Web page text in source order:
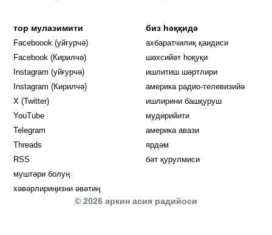
тор мулазимити
Faceboook (уйғурчә) Opens in new window
Facebook (Кирилчә) Opens in new window
Instagram (уйғурчә) Opens in new window
Instagram (Кирилчә) Opens in new window
X (Twitter)
YouTube
Telegram
Threads
RSS
муштәри болуң
хәвәрлириңизни әвәтиң
биз һәққидә
ахбаратчилиқ қаидиси
шәхсийәт һоқуқи
ишлитиш шәртлири
америка радио-телевизийә
ишлирини башқуруш
мудирийити
америка авази
ярдәм
бәт қурулмиси
© 2026 әркин асия радийоси